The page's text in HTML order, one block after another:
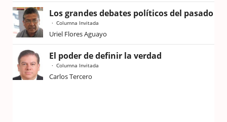
Los grandes debates políticos del pasado
Columna Invitada
Uriel Flores Aguayo
El poder de definir la verdad
Columna Invitada
Carlos Tercero